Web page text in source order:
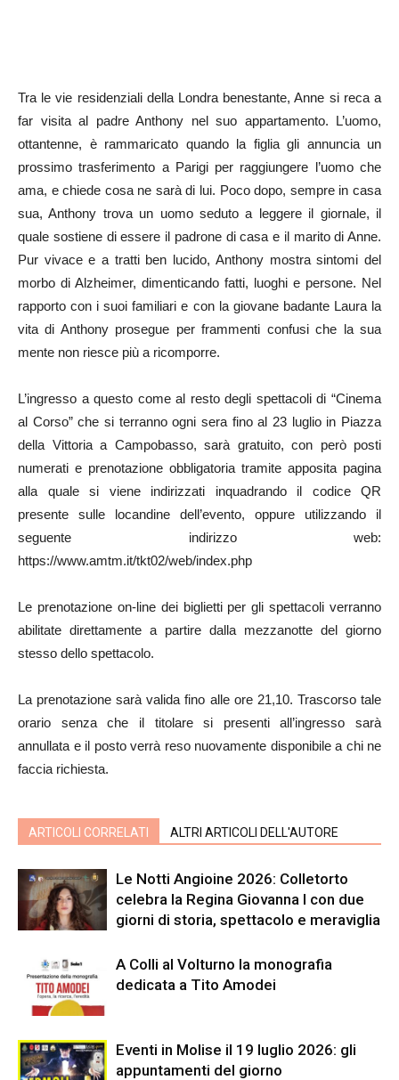
Tra le vie residenziali della Londra benestante, Anne si reca a
far visita al padre Anthony nel suo appartamento. L’uomo,
ottantenne, è rammaricato quando la figlia gli annuncia un
prossimo trasferimento a Parigi per raggiungere l’uomo che
ama, e chiede cosa ne sarà di lui. Poco dopo, sempre in casa
sua, Anthony trova un uomo seduto a leggere il giornale, il
quale sostiene di essere il padrone di casa e il marito di Anne.
Pur vivace e a tratti ben lucido, Anthony mostra sintomi del
morbo di Alzheimer, dimenticando fatti, luoghi e persone. Nel
rapporto con i suoi familiari e con la giovane badante Laura la
vita di Anthony prosegue per frammenti confusi che la sua
mente non riesce più a ricomporre.
L’ingresso a questo come al resto degli spettacoli di “Cinema
al Corso” che si terranno ogni sera fino al 23 luglio in Piazza
della Vittoria a Campobasso, sarà gratuito, con però posti
numerati e prenotazione obbligatoria tramite apposita pagina
alla quale si viene indirizzati inquadrando il codice QR
presente sulle locandine dell’evento, oppure utilizzando il
seguente indirizzo web:
https://www.amtm.it/tkt02/web/index.php
Le prenotazione on-line dei biglietti per gli spettacoli verranno
abilitate direttamente a partire dalla mezzanotte del giorno
stesso dello spettacolo.
La prenotazione sarà valida fino alle ore 21,10. Trascorso tale
orario senza che il titolare si presenti all’ingresso sarà
annullata e il posto verrà reso nuovamente disponibile a chi ne
faccia richiesta.
ARTICOLI CORRELATI ALTRI ARTICOLI DELL'AUTORE
Le Notti Angioine 2026: Colletorto
celebra la Regina Giovanna I con due
giorni di storia, spettacolo e meraviglia
A Colli al Volturno la monografia
dedicata a Tito Amodei
Eventi in Molise il 19 luglio 2026: gli
appuntamenti del giorno